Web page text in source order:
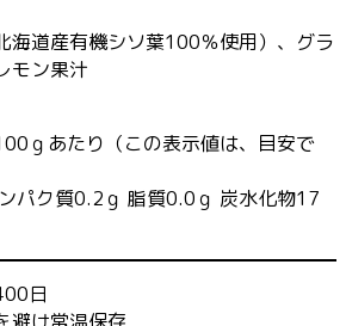
海道産有機シソ葉100％使用）、グラ
モン果汁
ｇあたり（この表示値は、目安で
パク質0.2ｇ 脂質0.0ｇ 炭水化物17
日